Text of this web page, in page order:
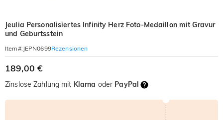
Jeulia Personalisiertes Infinity Herz Foto-Medaillon mit Gravur
und Geburtsstein
Item#: JEPN0699Rezensionen
189,00 €
Zinslose Zahlung mit Klarna oder PayPal